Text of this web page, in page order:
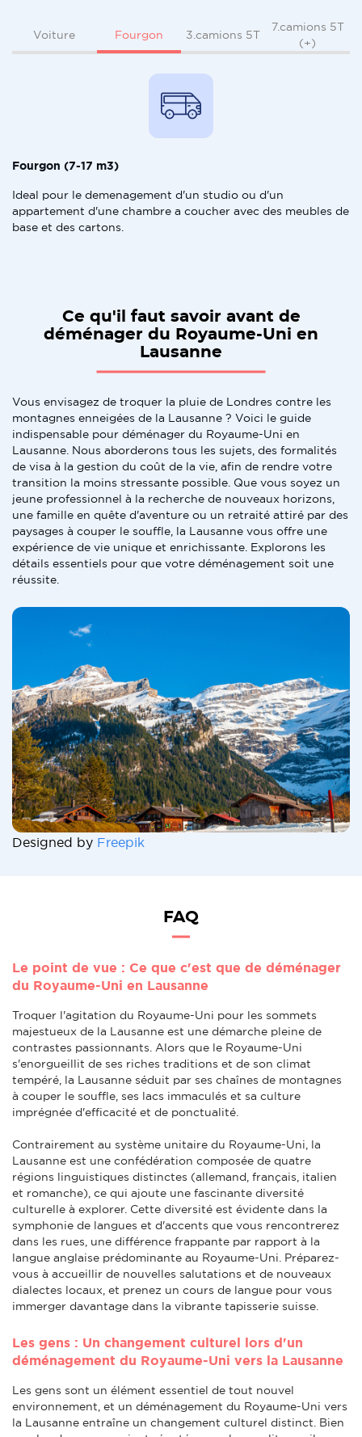
Voiture Fourgon 3.camions 5T
7.camions 5T
(+)
Fourgon (7-17 m3)
Ideal pour le demenagement d'un studio ou d'un
appartement d'une chambre a coucher avec des meubles de
base et des cartons.
Ce qu'il faut savoir avant de
déménager du Royaume-Uni en
Lausanne
Vous envisagez de troquer la pluie de Londres contre les
montagnes enneigées de la Lausanne ? Voici le guide
indispensable pour déménager du Royaume-Uni en
Lausanne. Nous aborderons tous les sujets, des formalités
de visa à la gestion du coût de la vie, afin de rendre votre
transition la moins stressante possible. Que vous soyez un
jeune professionnel à la recherche de nouveaux horizons,
une famille en quête d'aventure ou un retraité attiré par des
paysages à couper le souffle, la Lausanne vous offre une
expérience de vie unique et enrichissante. Explorons les
détails essentiels pour que votre déménagement soit une
réussite.
Designed by Freepik
FAQ
Le point de vue : Ce que c'est que de déménager
du Royaume-Uni en Lausanne
Troquer l'agitation du Royaume-Uni pour les sommets
majestueux de la Lausanne est une démarche pleine de
contrastes passionnants. Alors que le Royaume-Uni
s'enorgueillit de ses riches traditions et de son climat
tempéré, la Lausanne séduit par ses chaînes de montagnes
à couper le souffle, ses lacs immaculés et sa culture
imprégnée d'efficacité et de ponctualité.
Contrairement au système unitaire du Royaume-Uni, la
Lausanne est une confédération composée de quatre
régions linguistiques distinctes (allemand, français, italien
et romanche), ce qui ajoute une fascinante diversité
culturelle à explorer. Cette diversité est évidente dans la
symphonie de langues et d'accents que vous rencontrerez
dans les rues, une différence frappante par rapport à la
langue anglaise prédominante au Royaume-Uni. Préparez-
vous à accueillir de nouvelles salutations et de nouveaux
dialectes locaux, et prenez un cours de langue pour vous
immerger davantage dans la vibrante tapisserie suisse.
Les gens : Un changement culturel lors d'un
déménagement du Royaume-Uni vers la Lausanne
Les gens sont un élément essentiel de tout nouvel
environnement, et un déménagement du Royaume-Uni vers
la Lausanne entraîne un changement culturel distinct. Bien